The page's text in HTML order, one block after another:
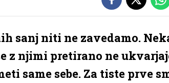
sanj niti ne zavedamo.
z njimi pretirano ne
same sebe. Za tiste prve